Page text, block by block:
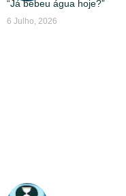
“Já bebeu água hoje?”
6 Julho, 2026